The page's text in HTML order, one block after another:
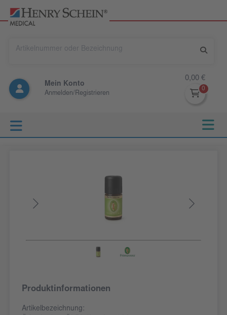
Mein Konto
Anmelden/Registrieren
0,00 €
Produktinformationen
Artikelbezeichnung: